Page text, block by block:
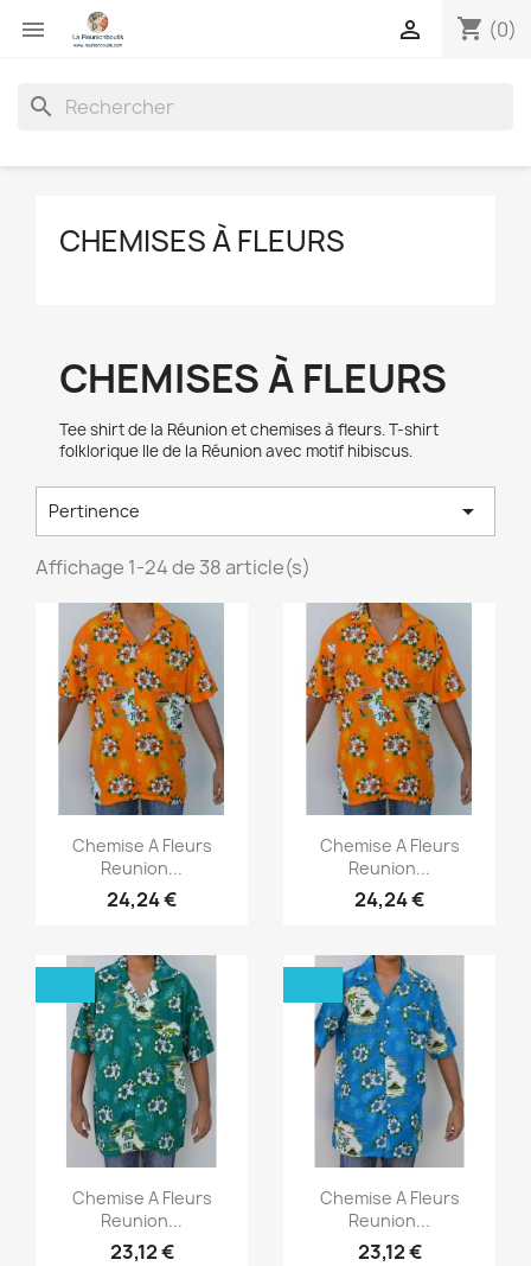
 shopping_cart (0)

search
CHEMISES À FLEURS
CHEMISES À FLEURS
Tee shirt de la Réunion et chemises à fleurs. T-shirt
folklorique Ile de la Réunion avec motif hibiscus.
Pertinence 
Affichage 1-24 de 38 article(s)
Aperçu rapide
Chemise A Fleurs
Reunion...
24,24 €
Aperçu rapide
Chemise A Fleurs
Reunion...
24,24 €
Aperçu rapide
Chemise A Fleurs
Reunion...
23,12 €
Aperçu rapide
Chemise A Fleurs
Reunion...
23,12 €